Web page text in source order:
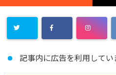
記事内に広告を利用してい